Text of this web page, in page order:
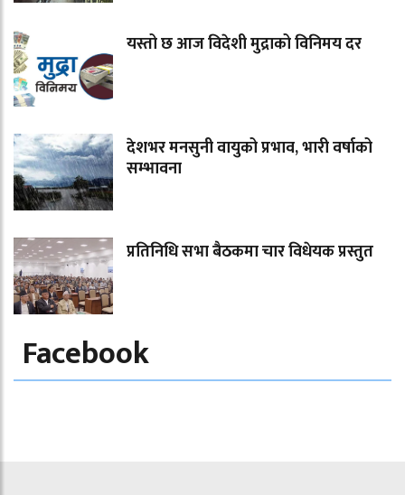
यस्तो छ आज विदेशी मुद्राको विनिमय दर
देशभर मनसुनी वायुको प्रभाव, भारी वर्षाको
सम्भावना
प्रतिनिधि सभा बैठकमा चार विधेयक प्रस्तुत
Facebook